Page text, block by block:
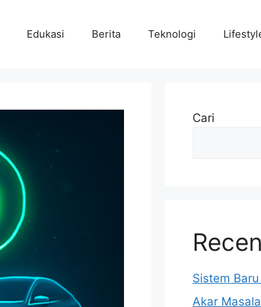
Edukasi Berita Teknologi
Cari
Sistem
Akar